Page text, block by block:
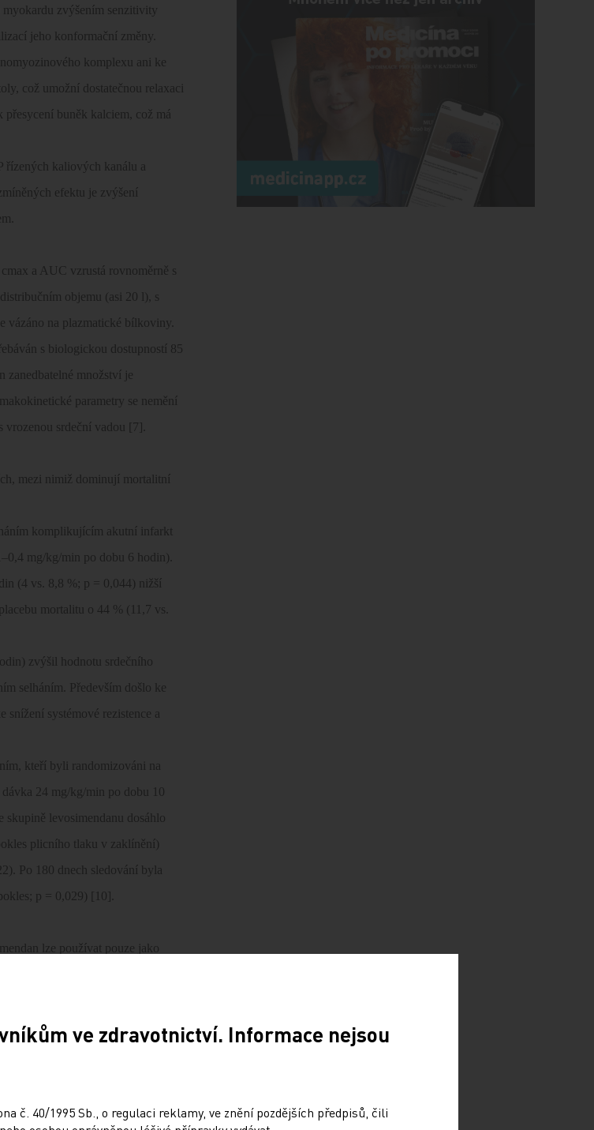
zvýšením senzitivity
jeho konformační změny.
komplexu ani ke
což umožní dostatečnou relaxaci
buněk kalciem, což má
řízených kaliových kanálu a
efektu je zvýšení
a AUC vzrustá rovnoměrně s
objemu (asi 20 l
), s
vázáno na plazmatické bílkoviny.
s biologickou dostupností 85
zanedbatelné množství je
parametry se nemění
srdeční vadou [7].
mezi nimiž dominují mortalitní
komplikujícím akutní infarkt
mg/kg/min po dobu 6 hodin).
(4 vs. 8,8 %; p = 0,044) nižší
mortalitu o 44 % (11,7 vs.
zvýšil hodnotu srdečního
selháním. Především došlo ke
systémové rezistence a
kteří byli randomizováni na
24 mg/kg/min po dobu 10
levosimendanu dosáhlo
plicního tlaku v zaklínění)
Po 180 dnech sledování byla
p = 0,029) [10].
lze používat pouze jako
není dostatečná a kdy je
jeho nežádoucích účinku je
%) a hypotenze (6,5 %), jak
významně menší procento
ve zdravotnictví. Informace nejsou
č. 40/1995 Sb., o regulaci reklamy, ve znění pozdějších předpisů, čili